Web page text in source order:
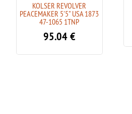
KOLSER REVOLVER
PEACEMAKER 5'5" USA 1873
47-1065 1TNP
95.04€